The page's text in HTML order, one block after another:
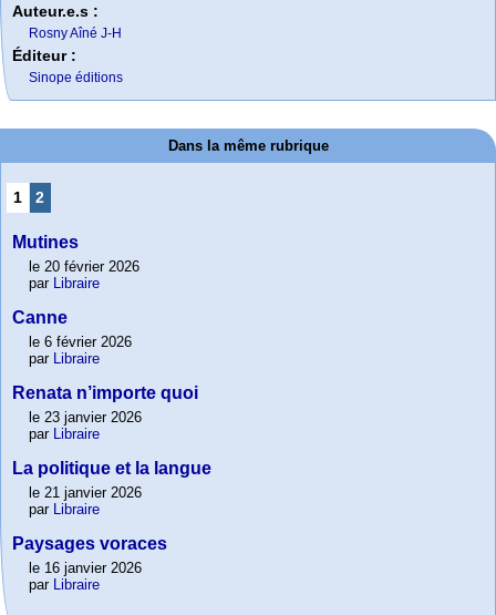
Auteur.e.s :
Rosny Aîné J-H
Éditeur :
Sinope éditions
Dans la même rubrique
1 2
Mutines
le 20 février 2026
par Libraire
Canne
le 6 février 2026
par Libraire
Renata n’importe quoi
le 23 janvier 2026
par Libraire
La politique et la langue
le 21 janvier 2026
par Libraire
Paysages voraces
le 16 janvier 2026
par Libraire